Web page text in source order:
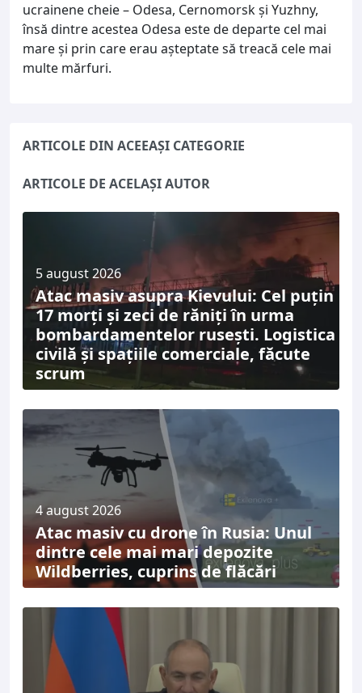
ucrainene cheie – Odesa, Cernomorsk și Yuzhny,
însă dintre acestea Odesa este de departe cel mai
mare și prin care erau așteptate să treacă cele mai
multe mărfuri.
ARTICOLE DIN ACEEAȘI CATEGORIE
ARTICOLE DE ACELAȘI AUTOR
5 august 2026
Atac masiv asupra Kievului: Cel puțin
17 morți și zeci de răniți în urma
bombardamentelor rusești. Logistica
civilă și spațiile comerciale, făcute
scrum
4 august 2026
Atac masiv cu drone în Rusia: Unul
dintre cele mai mari depozite
Wildberries, cuprins de flăcări